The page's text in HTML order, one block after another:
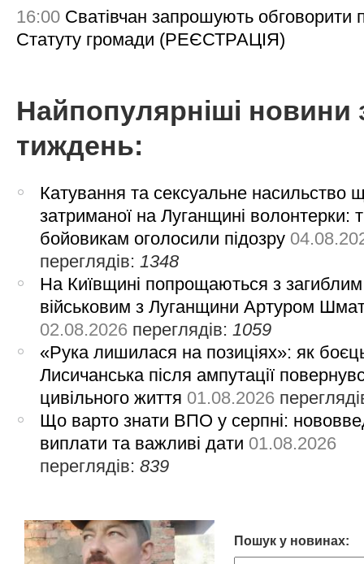
16:00 Сватівчан запрошують обговорити
Статуту громади (РЕЄСТРАЦІЯ)
Найпопулярніші новини
тиждень:
Катування та сексуальне насильство
затриманої на Луганщині волонтерки:
бойовикам оголосили підозру
переглядів: 1348
На Київщині попрощаються з загиблим
військовим з Луганщини Артуром
02.08.2026 переглядів: 1059
«Рука лишилася на позиціях»: як
Лисичанська після ампутації
цивільного життя 01.08.2026
Що варто знати ВПО у серпні:
виплати та важливі дати 01.08.2026
переглядів:839
Пошук у новинах: